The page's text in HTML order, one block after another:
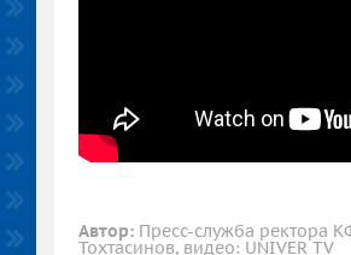
Автор: Пресс-служба ректора
Тохтасинов, видео: UNIVER TV